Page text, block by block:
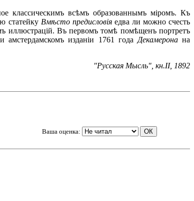
классическимъ всѣмъ образованнымъ міромъ. Къ
статейку Вмѣсто предисловіяедва ли можно счесть
иллюстрацій. Въ первомъ томѣ помѣщенъ портретъ
изданіи 1761 года Декамеронана
"Русская Мысль", кн.II, 1892
Ваша оценка: